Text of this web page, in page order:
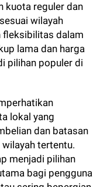
kuota reguler dan
wilayah
fleksibilitas dalam
lama dan harga
pilihan populer di
lokal yang
dan batasan
tertentu.
menjadi pilihan
bagi pengguna